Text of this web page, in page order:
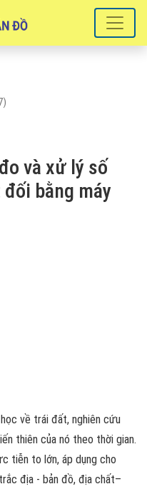
trọng lực tuyệt đối bằng máy
và xử lý số
bằng máy
về trái đất, nghiên cứu
thiên của nó theo thời gian.
tiễn to lớn, áp dụng cho
địa - bản đồ, địa chất–